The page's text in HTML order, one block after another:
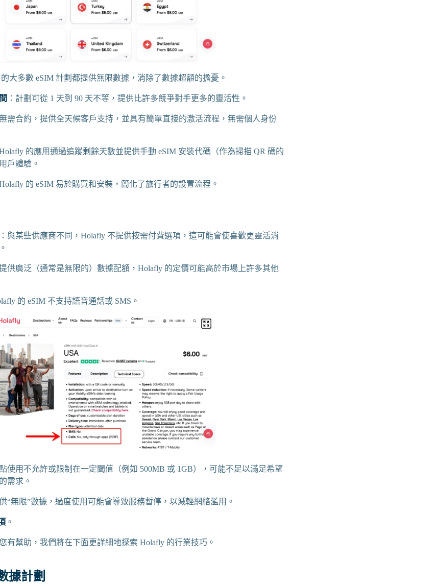
的大多數 eSIM 計劃都提供無限數據，消除了數據超額的擔憂。
：計劃可從 1 天到 90 天不等，提供比許多競爭對手更多的靈活性。
無需合約，提供全天候客戶支持，並具有簡單直接的激活流程，無需個人身份
Holafly 的應用通過追蹤剩餘天數並提供手動 eSIM 安裝代碼（作為掃描 QR 碼的
戶體驗。
Holafly 的 eSIM 易於購買和安裝，簡化了旅行者的設置流程。
：與某些供應商不同，Holafly 不提供按需付費選項，這可能會使喜歡更靈活消
供廣泛（通常是無限的）數據配額，Holafly 的定價可能高於市場上許多其他
的 eSIM 不支持語音通話或 SMS。
點使用不允許或限制在一定閾值（例如 500MB 或 1GB），可能不足以滿足希望
需求。
“無限”數據，過度使用可能會導致服務暫停，以減輕網絡濫用。
。
有幫助，我們將在下面更詳細地探索 Holafly 的行業技巧。
據計劃